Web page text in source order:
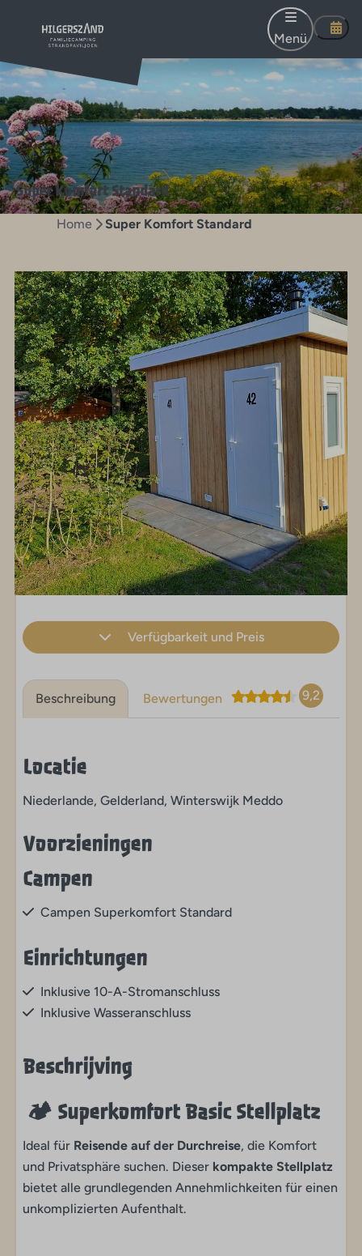
Menü
Super Komfort Standard
Home Super Komfort Standard
Verfügbarkeit und Preis
Beschreibung Bewertungen 9,2
Locatie
Niederlande, Gelderland, Winterswijk Meddo
Voorzieningen
Campen
Campen Superkomfort Standard
Einrichtungen
Inklusive 10-A-Stromanschluss
Inklusive Wasseranschluss
Beschrijving
🏕️ Superkomfort Basic Stellplatz
Ideal für Reisende auf der Durchreise, die Komfort
und Privatsphäre suchen. Dieser kompakte Stellplatz
bietet alle grundlegenden Annehmlichkeiten für einen
unkomplizierten Aufenthalt.